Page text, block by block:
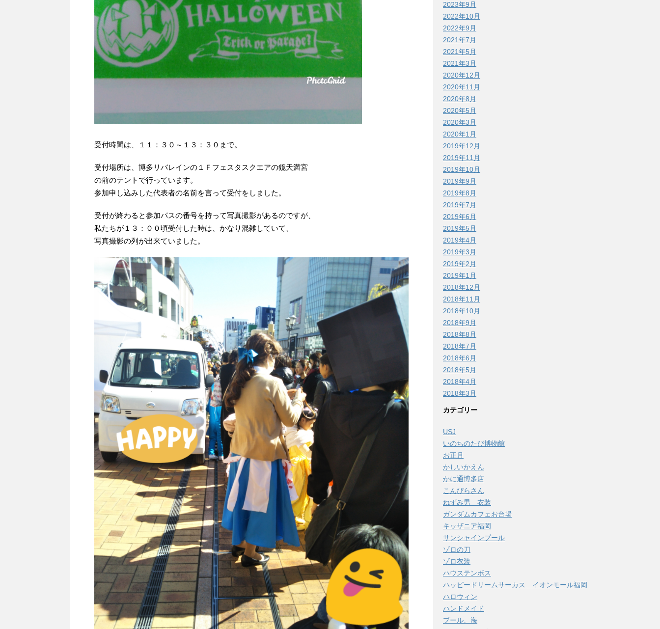
受付時間は、１１：３０～１３：３０まで。
受付場所は、博多リバレインの１Ｆフェスタスクエアの鏡天満宮
の前のテントで行っています。
参加申し込みした代表者の名前を言って受付をしました。
受付が終わると参加パスの番号を持って写真撮影があるのですが、
私たちが１３：００頃受付した時は、かなり混雑していて、
写真撮影の列が出来ていました。
2023年9月
2022年10月
2022年9月
2021年7月
2021年5月
2021年3月
2020年12月
2020年11月
2020年8月
2020年5月
2020年3月
2020年1月
2019年12月
2019年11月
2019年10月
2019年9月
2019年8月
2019年7月
2019年6月
2019年5月
2019年4月
2019年3月
2019年2月
2019年1月
2018年12月
2018年11月
2018年10月
2018年9月
2018年8月
2018年7月
2018年6月
2018年5月
2018年4月
2018年3月
カテゴリー
USJ
いのちのたび博物館
お正月
かしいかえん
かに通博多店
こんぴらさん
ねずみ男 衣装
ガンダムカフェお台場
キッザニア福岡
サンシャインプール
ゾロの刀
ゾロ衣装
ハウステンボス
ハッピードリームサーカス イオンモール福岡
ハロウィン
ハンドメイド
プール、海